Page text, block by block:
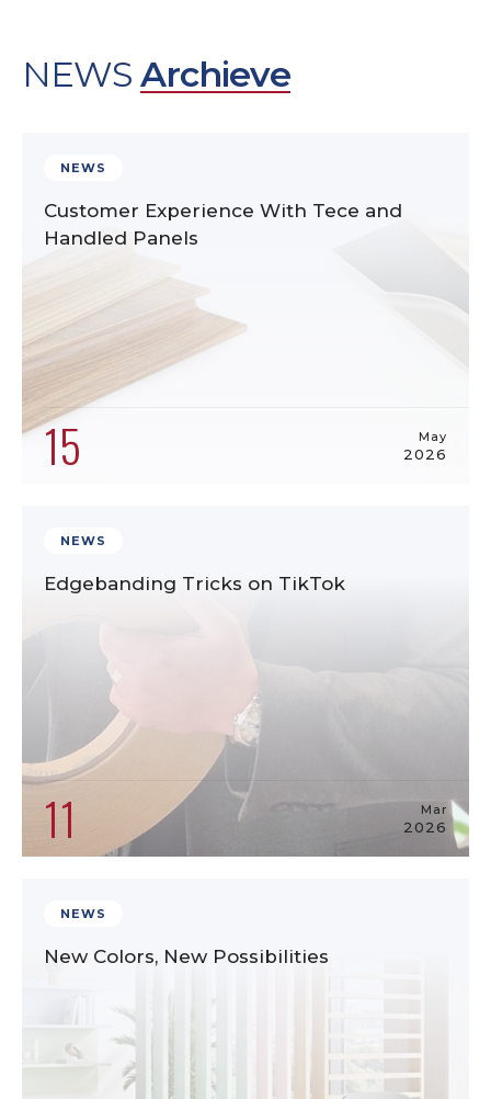
NEWS Archieve
NEWS
Customer Experience With Tece and
Handled Panels
15 May
2026
NEWS
Edgebanding Tricks on TikTok
11 Mar
2026
NEWS
New Colors, New Possibilities